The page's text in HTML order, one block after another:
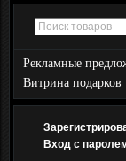
Рекламные
Витрина подарков
Вход с